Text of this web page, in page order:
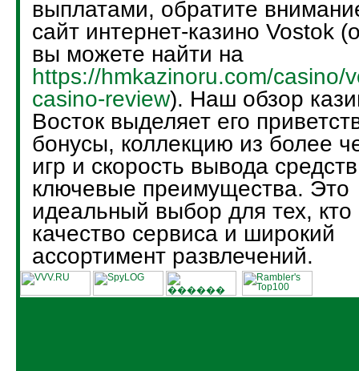
выплатами, обратите
сайт интернет-казино Vostok
вы можете найти на
https://hmkazinoru.com/casino/
casino-review). Наш обзор
Восток выделяет его
бонусы, коллекцию из более
игр и скорость вывода
ключевые преимущества. Это
идеальный выбор для тех, кто
качество сервиса и широкий
ассортимент развлечений.